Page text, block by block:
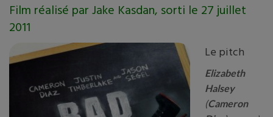
Film réalisé par Jake Kasdan, sorti le 27 juillet
2011
Le pitch
Elizabeth
Halsey
(Cameron